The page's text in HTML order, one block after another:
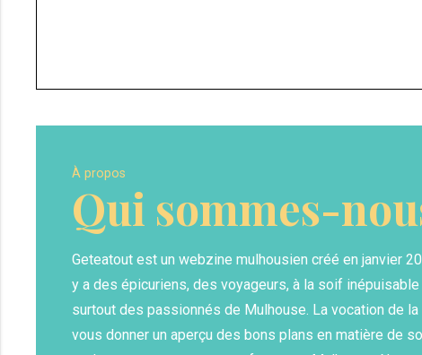
À propos
Qui sommes-
Geteatout est un webzine mulhousien créé en janvier
y a des épicuriens, des voyageurs, à la soif
surtout des passionnés de Mulhouse. La vocation de
vous donner un aperçu des bons plans en matière de